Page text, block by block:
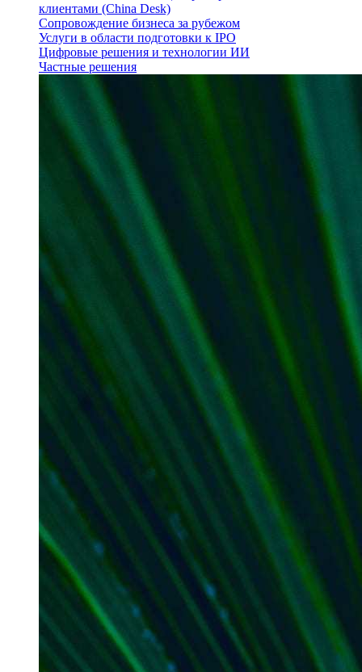
клиентами (China Desk)
Сопровождение бизнеса за рубежом
Услуги в области подготовки к IPO
Цифровые решения и технологии ИИ
Частные решения